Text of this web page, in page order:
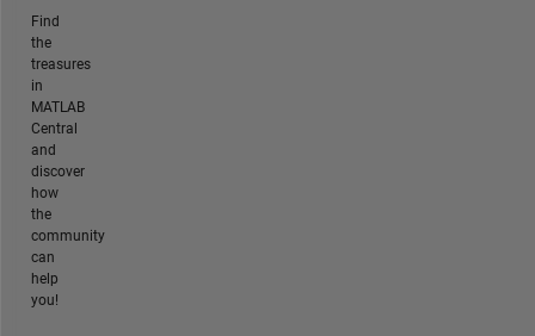
Find
the
treasures
in
MATLAB
Central
and
discover
how
the
community
can
help
you!